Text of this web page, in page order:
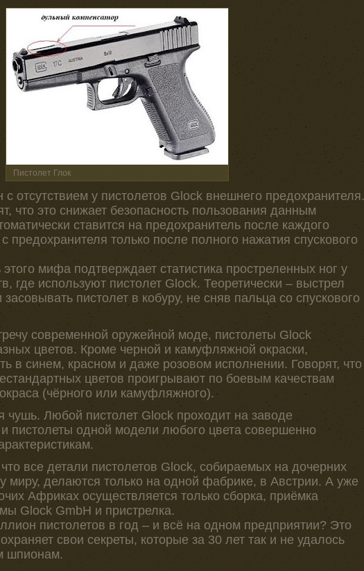
Пистолет Глок
отсутствием у пистолетов Glock внешнего предохранителя.
что это снижает безопасность пользования данным
ставится на предохранитель после каждого
предохранителя только после полного нажатия спускового
мифа подтверждает статистика простреленных ног у
где используют пистолет Glock. Теоретически – выстрел
пистолет в кобуру, не сняв пальца со спускового
современной оружейной моде, пистолеты Glock
цветов. Кроме черной и камуфляжной окраски,
в синем, красном и даже розовом исполнении. Говорят, что
цветов проигрывают по боевым качествам
(чёрного или камуфляжного).
чушь. Любой пистолет Glock проходит на заводе
пистолеты одной модели любого цвета совершенно
все детали пистолетов Glock, собираемых на дочерних
миру, делаются только на одной фабрике, в Австрии. А уже
Африках осуществляется только сборка, приёмка
Glock GmbH и пристрелка.
пистолетов в год – и всё на одном предприятии? Это
свои секреты, которые за 30 лет так и не удалось
шпионам.